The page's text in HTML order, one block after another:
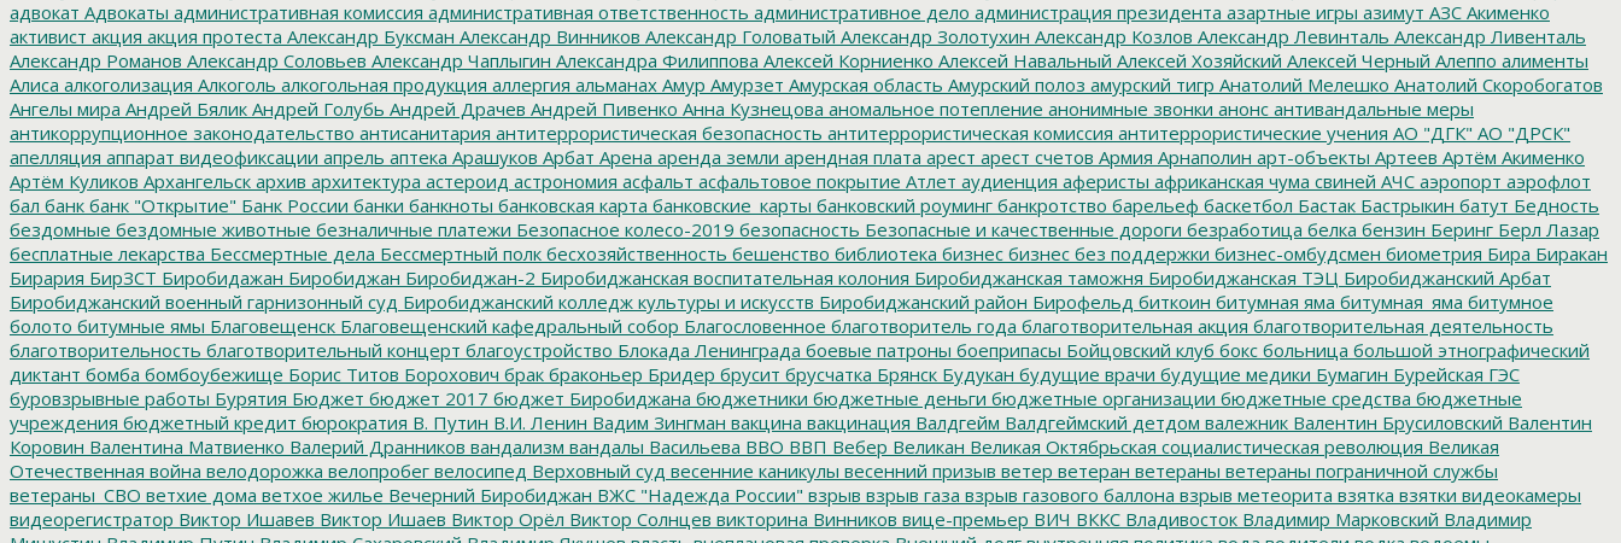
адвокат Адвокаты административная комиссия административная ответственность административное дело администрация президента азартные игры азимут АЗС Акименко
активист акция акция протеста Александр Буксман Александр Винников Александр Головатый Александр Золотухин Александр Козлов Александр Левинталь Александр Ливенталь
Александр Романов Александр Соловьев Александр Чаплыгин Александра Филиппова Алексей Корниенко Алексей Навальный Алексей Хозяйский Алексей Черный Алеппо алименты
Алиса алкоголизация Алкоголь алкогольная продукция аллергия альманах Амур Амурзет Амурская область Амурский полоз амурский тигр Анатолий Мелешко Анатолий Скоробогатов
Ангелы мира Андрей Бялик Андрей Голубь Андрей Драчев Андрей Пивенко Анна Кузнецова аномальное потепление анонимные звонки анонс антивандальные меры
антикоррупционное законодательство антисанитария антитеррористическая безопасность антитеррористическая комиссия антитеррористические учения АО "ДГК" АО "ДРСК"
апелляция аппарат видеофиксации апрель аптека Арашуков Арбат Арена аренда земли арендная плата арест арест счетов Армия Арнаполин арт-объекты Артеев Артём Акименко
Артём Куликов Архангельск архив архитектура астероид астрономия асфальт асфальтовое покрытие Атлет аудиенция аферисты африканская чума свиней АЧС аэропорт аэрофлот
бал банк банк "Открытие" Банк России банки банкноты банковская карта банковские_карты банковский роуминг банкротство барельеф баскетбол Бастак Бастрыкин батут Бедность
бездомные бездомные животные безналичные платежи Безопасное колесо-2019 безопасность Безопасные и качественные дороги безработица белка бензин Беринг Берл Лазар
бесплатные лекарства Бессмертные дела Бессмертный полк бесхозяйственность бешенство библиотека бизнес бизнес без поддержки бизнес-омбудсмен биометрия Бира Биракан
Бирария БирЗСТ Биробидажан Биробиджан Биробиджан-2 Биробиджанская воспитательная колония Биробиджанская таможня Биробиджанская ТЭЦ Биробиджанский Арбат
Биробиджанский военный гарнизонный суд Биробиджанский колледж культуры и искусств Биробиджанский район Бирофельд биткоин битумная яма битумная_яма битумное
болото битумные ямы Благовещенск Благовещенский кафедральный собор Благословенное благотворитель года благотворительная акция благотворительная деятельность
благотворительность благотворительный концерт благоустройство Блокада Ленинграда боевые патроны боеприпасы Бойцовский клуб бокс больница большой этнографический
диктант бомба бомбоубежище Борис Титов Борохович брак браконьер Бридер брусит брусчатка Брянск Будукан будущие врачи будущие медики Бумагин Бурейская ГЭС
буровзрывные работы Бурятия Бюджет бюджет 2017 бюджет Биробиджана бюджетники бюджетные деньги бюджетные организации бюджетные средства бюджетные
учреждения бюджетный кредит бюрократия В. Путин В.И. Ленин Вадим Зингман вакцина вакцинация Валдгейм Валдгеймский детдом валежник Валентин Брусиловский Валентин
Коровин Валентина Матвиенко Валерий Дранников вандализм вандалы Васильева ВВО ВВП Вебер Великан Великая Октябрьская социалистическая революция Великая
Отечественная война велодорожка велопробег велосипед Верховный суд весенние каникулы весенний призыв ветер ветеран ветераны ветераны пограничной службы
ветераны_СВО ветхие дома ветхое жилье Вечерний Биробиджан ВЖС "Надежда России" взрыв взрыв газа взрыв газового баллона взрыв метеорита взятка взятки видеокамеры
видеорегистратор Виктор Ишавев Виктор Ишаев Виктор Орёл Виктор Солнцев викторина Винников вице-премьер ВИЧ ВККС Владивосток Владимир Марковский Владимир